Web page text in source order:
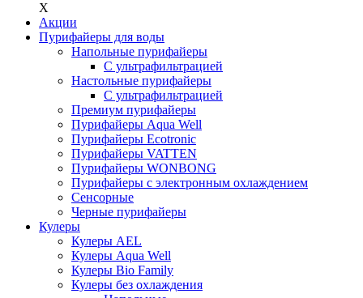
X
Акции
Пурифайеры для воды
Напольные пурифайеры
С ультрафильтрацией
Настольные пурифайеры
С ультрафильтрацией
Премиум пурифайеры
Пурифайеры Aqua Well
Пурифайеры Ecotronic
Пурифайеры VATTEN
Пурифайеры WONBONG
Пурифайеры с электронным охлаждением
Сенсорные
Черные пурифайеры
Кулеры
Кулеры AEL
Кулеры Aqua Well
Кулеры Bio Family
Кулеры без охлаждения